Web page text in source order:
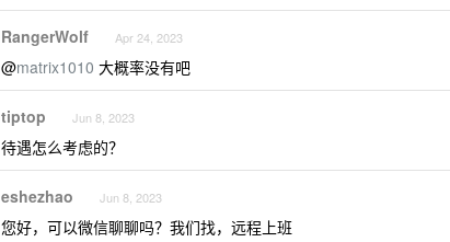
RangerWolf Apr 24, 2023
@matrix1010 大概率没有吧
tiptop Jun 8, 2023
待遇怎么考虑的？
eshezhao Jun 8, 2023
您好，可以微信聊聊吗？我们找，远程上班